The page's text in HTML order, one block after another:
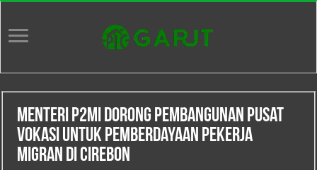
Menteri P2MI Dorong Pembangunan Pusat
Vokasi untuk Pemberdayaan Pekerja
Migran di Cirebon